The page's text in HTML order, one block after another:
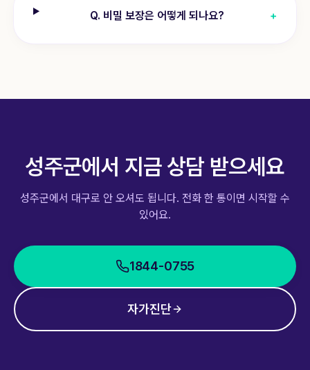
Q. 비밀 보장은 어떻게 되나요? +
성주군에서 지금 상담 받으세요
성주군에서 대구로 안 오셔도 됩니다. 전화 한 통이면 시작할 수
있어요.
1844-0755
자가진단